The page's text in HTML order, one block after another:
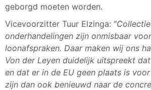
geborgd moeten worden.
Vicevoorzitter Tuur Elzinga: “
onderhandelingen zijn onmisbaar
loonafspraken. Daar maken wij ons
Von der Leyen duidelijk uitspreekt
en dat er in de EU geen plaats is
zijn dan ook benieuwd naar de